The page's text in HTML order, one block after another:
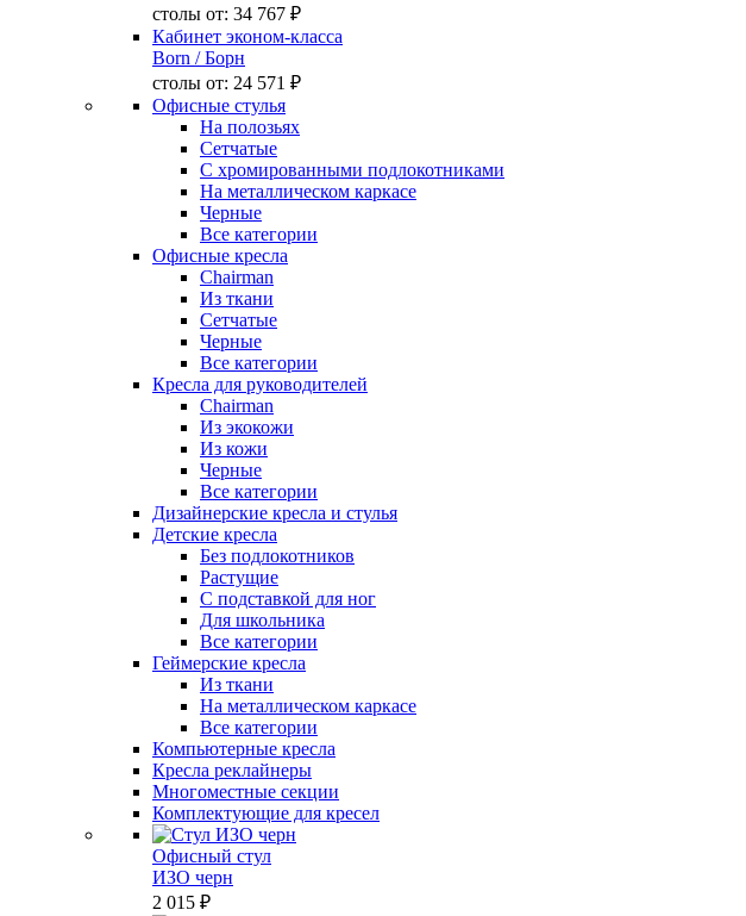
столы от: 34 767 ₽
Кабинет эконом-класса
Born / Борн
столы от: 24 571 ₽
Офисные стулья
На полозьях
Сетчатые
С хромированными подлокотниками
На металлическом каркасе
Черные
Все категории
Офисные кресла
Chairman
Из ткани
Сетчатые
Черные
Все категории
Кресла для руководителей
Chairman
Из экокожи
Из кожи
Черные
Все категории
Дизайнерские кресла и стулья
Детские кресла
Без подлокотников
Растущие
С подставкой для ног
Для школьника
Все категории
Геймерские кресла
Из ткани
На металлическом каркасе
Все категории
Компьютерные кресла
Кресла реклайнеры
Многоместные секции
Комплектующие для кресел
Офисный стул
ИЗО черн
2 015 ₽